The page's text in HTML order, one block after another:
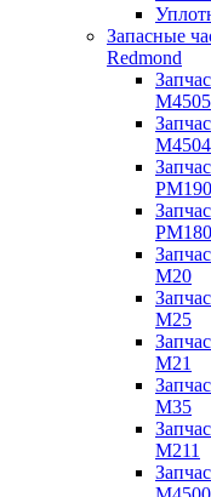
Запасные
Redmond
M4505
M4504
PM190
PM180
M20
M25
M21
M35
M211